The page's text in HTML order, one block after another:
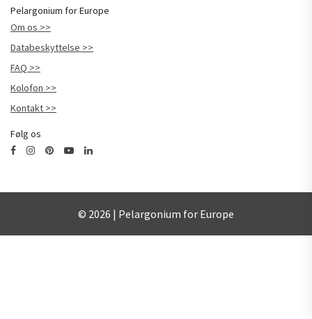
Pelargonium for Europe
Om os
Databeskyttelse
FAQ
Kolofon
Kontakt
Følg os
© 2026 | Pelargonium for Europe